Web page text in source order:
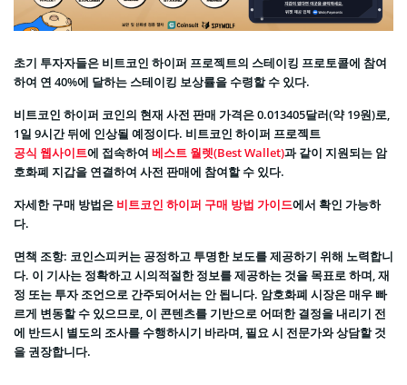
초기 투자자들은 비트코인 하이퍼 프로젝트의 스테이킹 프로토콜에 참여
하여 연 40%에 달하는 스테이킹 보상률을 수령할 수 있다.
비트코인 하이퍼 코인의 현재 사전 판매 가격은 0.013405달러(약 19원)로,
1일 9시간 뒤에 인상될 예정이다. 비트코인 하이퍼 프로젝트
공식 웹사이트에 접속하여 베스트 월렛(Best Wallet)과 같이 지원되는 암
호화폐 지갑을 연결하여 사전 판매에 참여할 수 있다.
자세한 구매 방법은 비트코인 하이퍼 구매 방법 가이드에서 확인 가능하
다.
면책 조항: 코인스피커는 공정하고 투명한 보도를 제공하기 위해 노력합니
다. 이 기사는 정확하고 시의적절한 정보를 제공하는 것을 목표로 하며, 재
정 또는 투자 조언으로 간주되어서는 안 됩니다. 암호화폐 시장은 매우 빠
르게 변동할 수 있으므로, 이 콘텐츠를 기반으로 어떠한 결정을 내리기 전
에 반드시 별도의 조사를 수행하시기 바라며, 필요 시 전문가와 상담할 것
을 권장합니다.